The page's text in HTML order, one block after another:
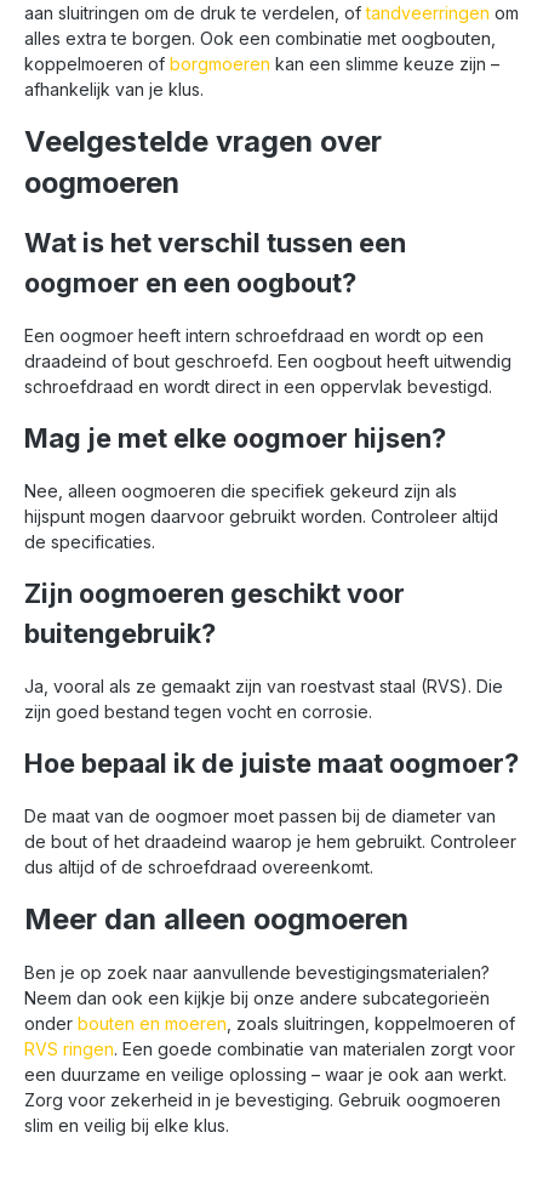
aan sluitringen om de druk te verdelen, oftandveerringen om
alles extra te borgen. Ook een combinatie met oogbouten,
koppelmoeren of borgmoeren kan een slimme keuze zijn –
afhankelijk van je klus.
Veelgestelde vragen over
oogmoeren
Wat is het verschil tussen een
oogmoer en een oogbout?
Een oogmoer heeft intern schroefdraad en wordt op een
draadeind of bout geschroefd. Een oogbout heeft uitwendig
schroefdraad en wordt direct in een oppervlak bevestigd.
Mag je met elke oogmoer hijsen?
Nee, alleen oogmoeren die specifiek gekeurd zijn als
hijspunt mogen daarvoor gebruikt worden. Controleer altijd
de specificaties.
Zijn oogmoeren geschikt voor
buitengebruik?
Ja, vooral als ze gemaakt zijn van roestvast staal (RVS). Die
zijn goed bestand tegen vocht en corrosie.
Hoe bepaal ik de juiste maat oogmoer?
De maat van de oogmoer moet passen bij de diameter van
de bout of het draadeind waarop je hem gebruikt. Controleer
dus altijd of de schroefdraad overeenkomt.
Meer dan alleen oogmoeren
Ben je op zoek naar aanvullende bevestigingsmaterialen?
Neem dan ook een kijkje bij onze andere subcategorieën
onder bouten en moeren , zoals sluitringen, koppelmoeren of
RVS ringen. Een goede combinatie van materialen zorgt voor
een duurzame en veilige oplossing – waar je ook aan werkt.
Zorg voor zekerheid in je bevestiging. Gebruik oogmoeren
slim en veilig bij elke klus.